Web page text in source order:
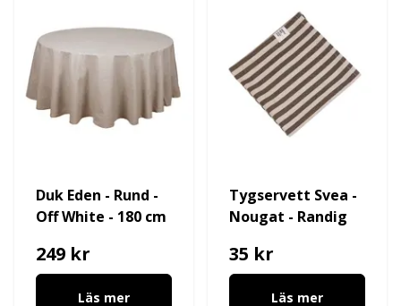
Duk Eden - Rund -
Off White - 180 cm
249 kr
Läs mer
Tygservett Svea -
Nougat - Randig
35 kr
Läs mer